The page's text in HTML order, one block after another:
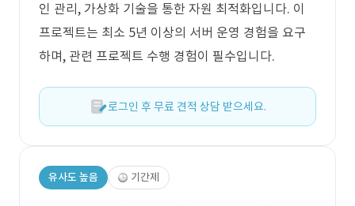
인 관리, 가상화 기술을 통한 자원 최적화입니다. 이
프로젝트는 최소 5년 이상의 서버 운영 경험을 요구
하며, 관련 프로젝트 수행 경험이 필수입니다.
로그인 후 무료 견적 상담 받으세요.
유사도 높음 기간제